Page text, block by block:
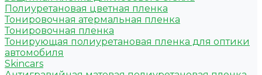
Полиуретановая цветная пленка
Тонировочная атермальная пленка
Тонировочная пленка
Тонирующая полиуретановая пленка для оптики
автомобиля
Skincars